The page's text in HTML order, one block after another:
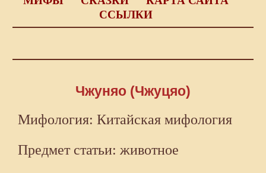
ССЫЛКИ
Чжуняо (Чжуцяо)
Мифология: Китайская мифология
Предмет статьи: животное